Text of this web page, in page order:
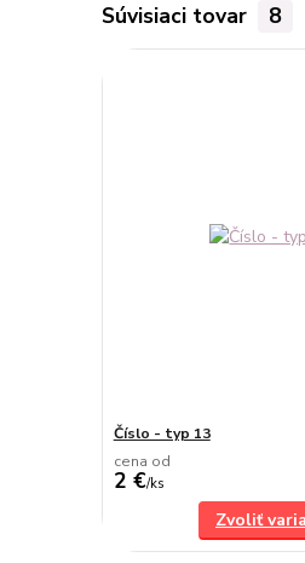
Súvisiaci tovar 8
Číslo - typ 13
cena od
2 €/ks
Zvoliť